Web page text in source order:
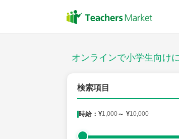
オンラインで小学生向け
検索項目
時給：¥1,000～ ¥10,000
授業スタイル